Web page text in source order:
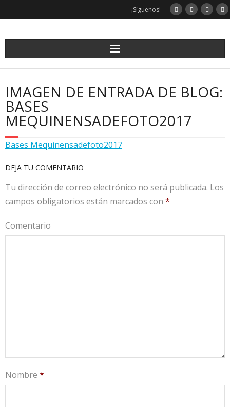
¡Síguenos!
IMAGEN DE ENTRADA DE BLOG:
BASES
MEQUINENSADEFOTO2017
Bases Mequinensadefoto2017
DEJA TU COMENTARIO
Tu dirección de correo electrónico no será publicada. Los
campos obligatorios están marcados con *
Comentario
Nombre *